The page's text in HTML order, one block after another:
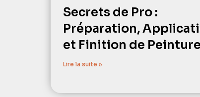
Secrets de Pro :
Préparation,
et Finition de Peinture
Lire la suite »